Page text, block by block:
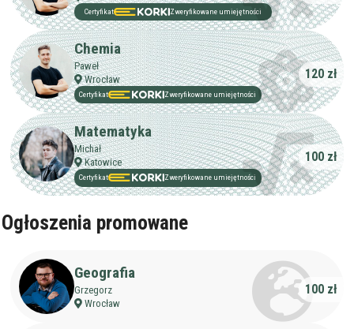
Filtry
Szukaj w promieniu
km
Moja lokalizacja
Maksymalna cena
darmowa lekcja próbna
kalendarz korepetycji
prace pisemne (pomoc)
Certyfikat Zweryfikowane umiejętności
Chemia
Paweł
Wrocław
Certyfikat Zweryfikowane umiejętności
120 zł
Matematyka
Michał
Katowice
Certyfikat Zweryfikowane umiejętności
100 zł
Ogłoszenia promowane
Geografia
Grzegorz
Wrocław
100 zł